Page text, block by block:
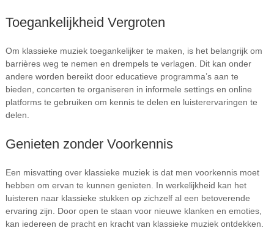
Toegankelijkheid Vergroten
Om klassieke muziek toegankelijker te maken, is het belangrijk om
barrières weg te nemen en drempels te verlagen. Dit kan onder
andere worden bereikt door educatieve programma’s aan te
bieden, concerten te organiseren in informele settings en online
platforms te gebruiken om kennis te delen en luisterervaringen te
delen.
Genieten zonder Voorkennis
Een misvatting over klassieke muziek is dat men voorkennis moet
hebben om ervan te kunnen genieten. In werkelijkheid kan het
luisteren naar klassieke stukken op zichzelf al een betoverende
ervaring zijn. Door open te staan voor nieuwe klanken en emoties,
kan iedereen de pracht en kracht van klassieke muziek ontdekken.